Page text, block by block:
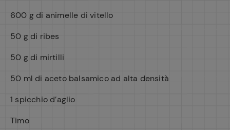
600 g di animelle di vitello
50 g di ribes
50 g di mirtilli
50 ml di aceto balsamico ad alta densità
1 spicchio d’aglio
Timo